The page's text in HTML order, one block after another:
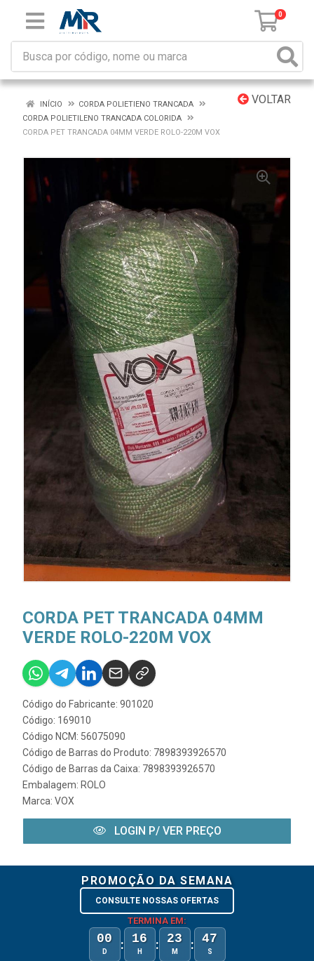
0
VOLTAR
INÍCIO
CORDA POLIETIENO TRANCADA
CORDA POLIETILENO TRANCADA COLORIDA
CORDA PET TRANCADA 04MM VERDE ROLO-220M VOX
CORDA PET TRANCADA 04MM
VERDE ROLO-220M VOX
Código do Fabricante: 901020
Código: 169010
Código NCM: 56075090
Código de Barras do Produto: 7898393926570
Código de Barras da Caixa: 7898393926570
Embalagem: ROLO
Marca: VOX
LOGIN P/ VER PREÇO
PROMOÇÃO DA SEMANA
CONSULTE NOSSAS OFERTAS
TERMINA EM:
00
D : 16
H : 23
M : 47
S